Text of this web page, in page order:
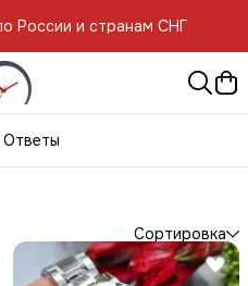
России и странам СНГ
России и странам СНГ
Сортировка